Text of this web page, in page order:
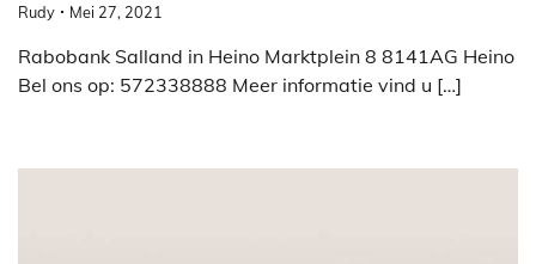
Rudy Mei 27, 2021
Rabobank Salland in Heino Marktplein 8 8141AG Heino
Bel ons op: 572338888 Meer informatie vind u […]